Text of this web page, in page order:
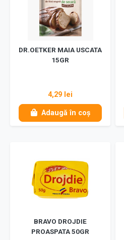
DR.OETKER MAIA USCATA
15GR
4,29 lei
Adaugă în coș
BRAVO DROJDIE
PROASPATA 50GR